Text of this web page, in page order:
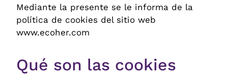
Mediante la presente se le informa de la
política de cookies del sitio web
www.ecoher.com
Qué son las cookies